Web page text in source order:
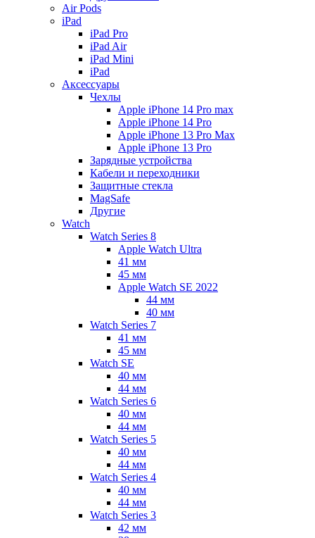
Air Pods
iPad
iPad Pro
iPad Air
iPad Mini
iPаd
Аксессуары
Чехлы
Apple iPhone 14 Pro max
Apple iPhone 14 Pro
Apple iPhone 13 Pro Max
Apple iPhone 13 Pro
Зарядные устройства
Кабели и переходники
Защитные стекла
MagSafe
Другие
Watch
Watch Series 8
Apple Watch Ultra
41 мм
45 мм
Apple Watch SE 2022
44 мм
40 мм
Watch Series 7
41 мм
45 мм
Watch SE
40 мм
44 мм
Watch Series 6
40 мм
44 мм
Watch Series 5
40 мм
44 мм
Watch Series 4
40 мм
44 мм
Watch Series 3
42 мм